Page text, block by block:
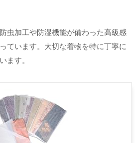
虫加工や防湿機能が備わった高級感
ています。大切な着物を特に丁寧に
ます。